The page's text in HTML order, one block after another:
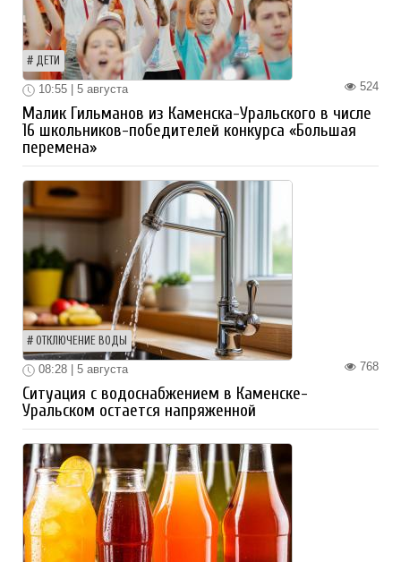
ДЕТИ
524
10:55 | 5 августа
Малик Гильманов из Каменска-Уральского в числе
16 школьников-победителей конкурса «Большая
перемена»
ОТКЛЮЧЕНИЕ ВОДЫ
768
08:28 | 5 августа
Ситуация с водоснабжением в Каменске-
Уральском остается напряженной